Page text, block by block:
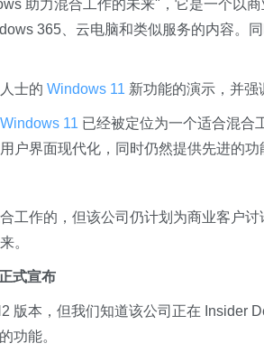
助力混合工作的未来"，它是一个以
365、云电脑和类似服务的内容。
士的 Windows 11 新功能的演示，并强
Windows 11 已经被定位为一个适合混合
户界面现代化，同时仍然提供先进的功
工作的，但该公司仍计划为商业客户讨
。
式宣布
版本，但我们知道该公司正在 Insider
功能。